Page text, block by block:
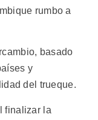
rumbo a
basado
y
del trueque.
finalizar la